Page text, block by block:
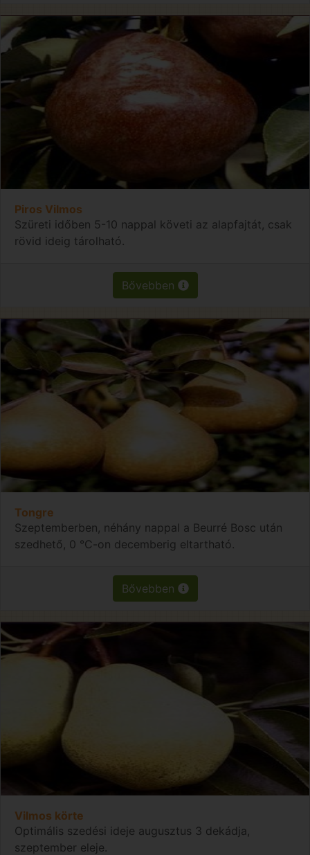
Piros Vilmos
Szüreti időben 5-10 nappal követi az alapfajtát, csak
rövid ideig tárolható.
Bővebben
Tongre
Szeptemberben, néhány nappal a Beurré Bosc után
szedhető, 0 °C-on decemberig eltartható.
Bővebben
Vilmos körte
Optimális szedési ideje augusztus 3 dekádja,
szeptember eleje.